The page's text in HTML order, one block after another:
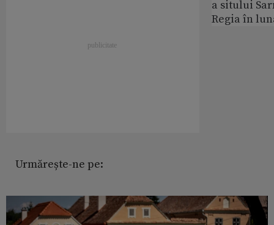
Urmărește-ne pe:
a sitului
Regia în